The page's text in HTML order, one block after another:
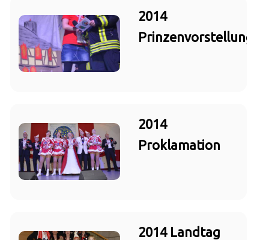
2014
Prinzenvorstellung
2014
Proklamation
2014 Landtag